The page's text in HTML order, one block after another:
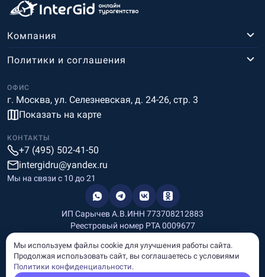
Компания
ОФИС
г. Москва, ул. Селезневская, д. 24-26, стр. 3
Показать на карте
Политики и соглашения
КОНТАКТЫ
+7 (495) 502-41-50
intergidru@yandex.ru
Мы на связи c 10 до 21
ИП Сарычев А.В.ИНН 773708212883
Реестровый номер РТА 0009677
Информация, размещённая на сайте, носит информационный
характер и не является рекламой и публичной офертой.
Мы используем файлы cookie для улучшения работы сайта.
Продолжая использовать сайт, вы соглашаетесь с условиями
Политики конфиденциальности.